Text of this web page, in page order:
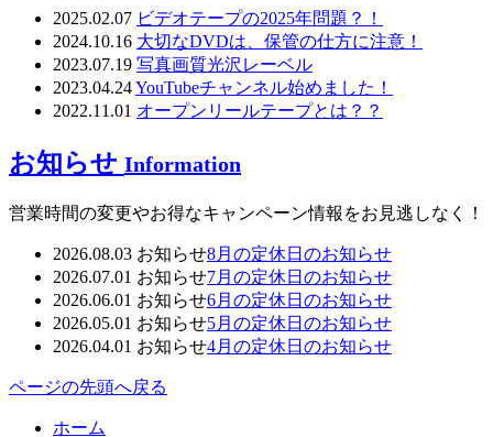
2025.02.07 ビデオテープの2025年問題？！
2024.10.16 大切なDVDは、保管の仕方に注意！
2023.07.19 写真画質光沢レーベル
2023.04.24YouTubeチャンネル始めました！
2022.11.01 オープンリールテープとは？？
お知らせ Information
営業時間の変更やお得なキャンペーン情報をお見逃しなく！
2026.08.03 お知らせ8月の定休日のお知らせ
2026.07.01 お知らせ7月の定休日のお知らせ
2026.06.01 お知らせ6月の定休日のお知らせ
2026.05.01 お知らせ5月の定休日のお知らせ
2026.04.01 お知らせ4月の定休日のお知らせ
ページの先頭へ戻る
ホーム